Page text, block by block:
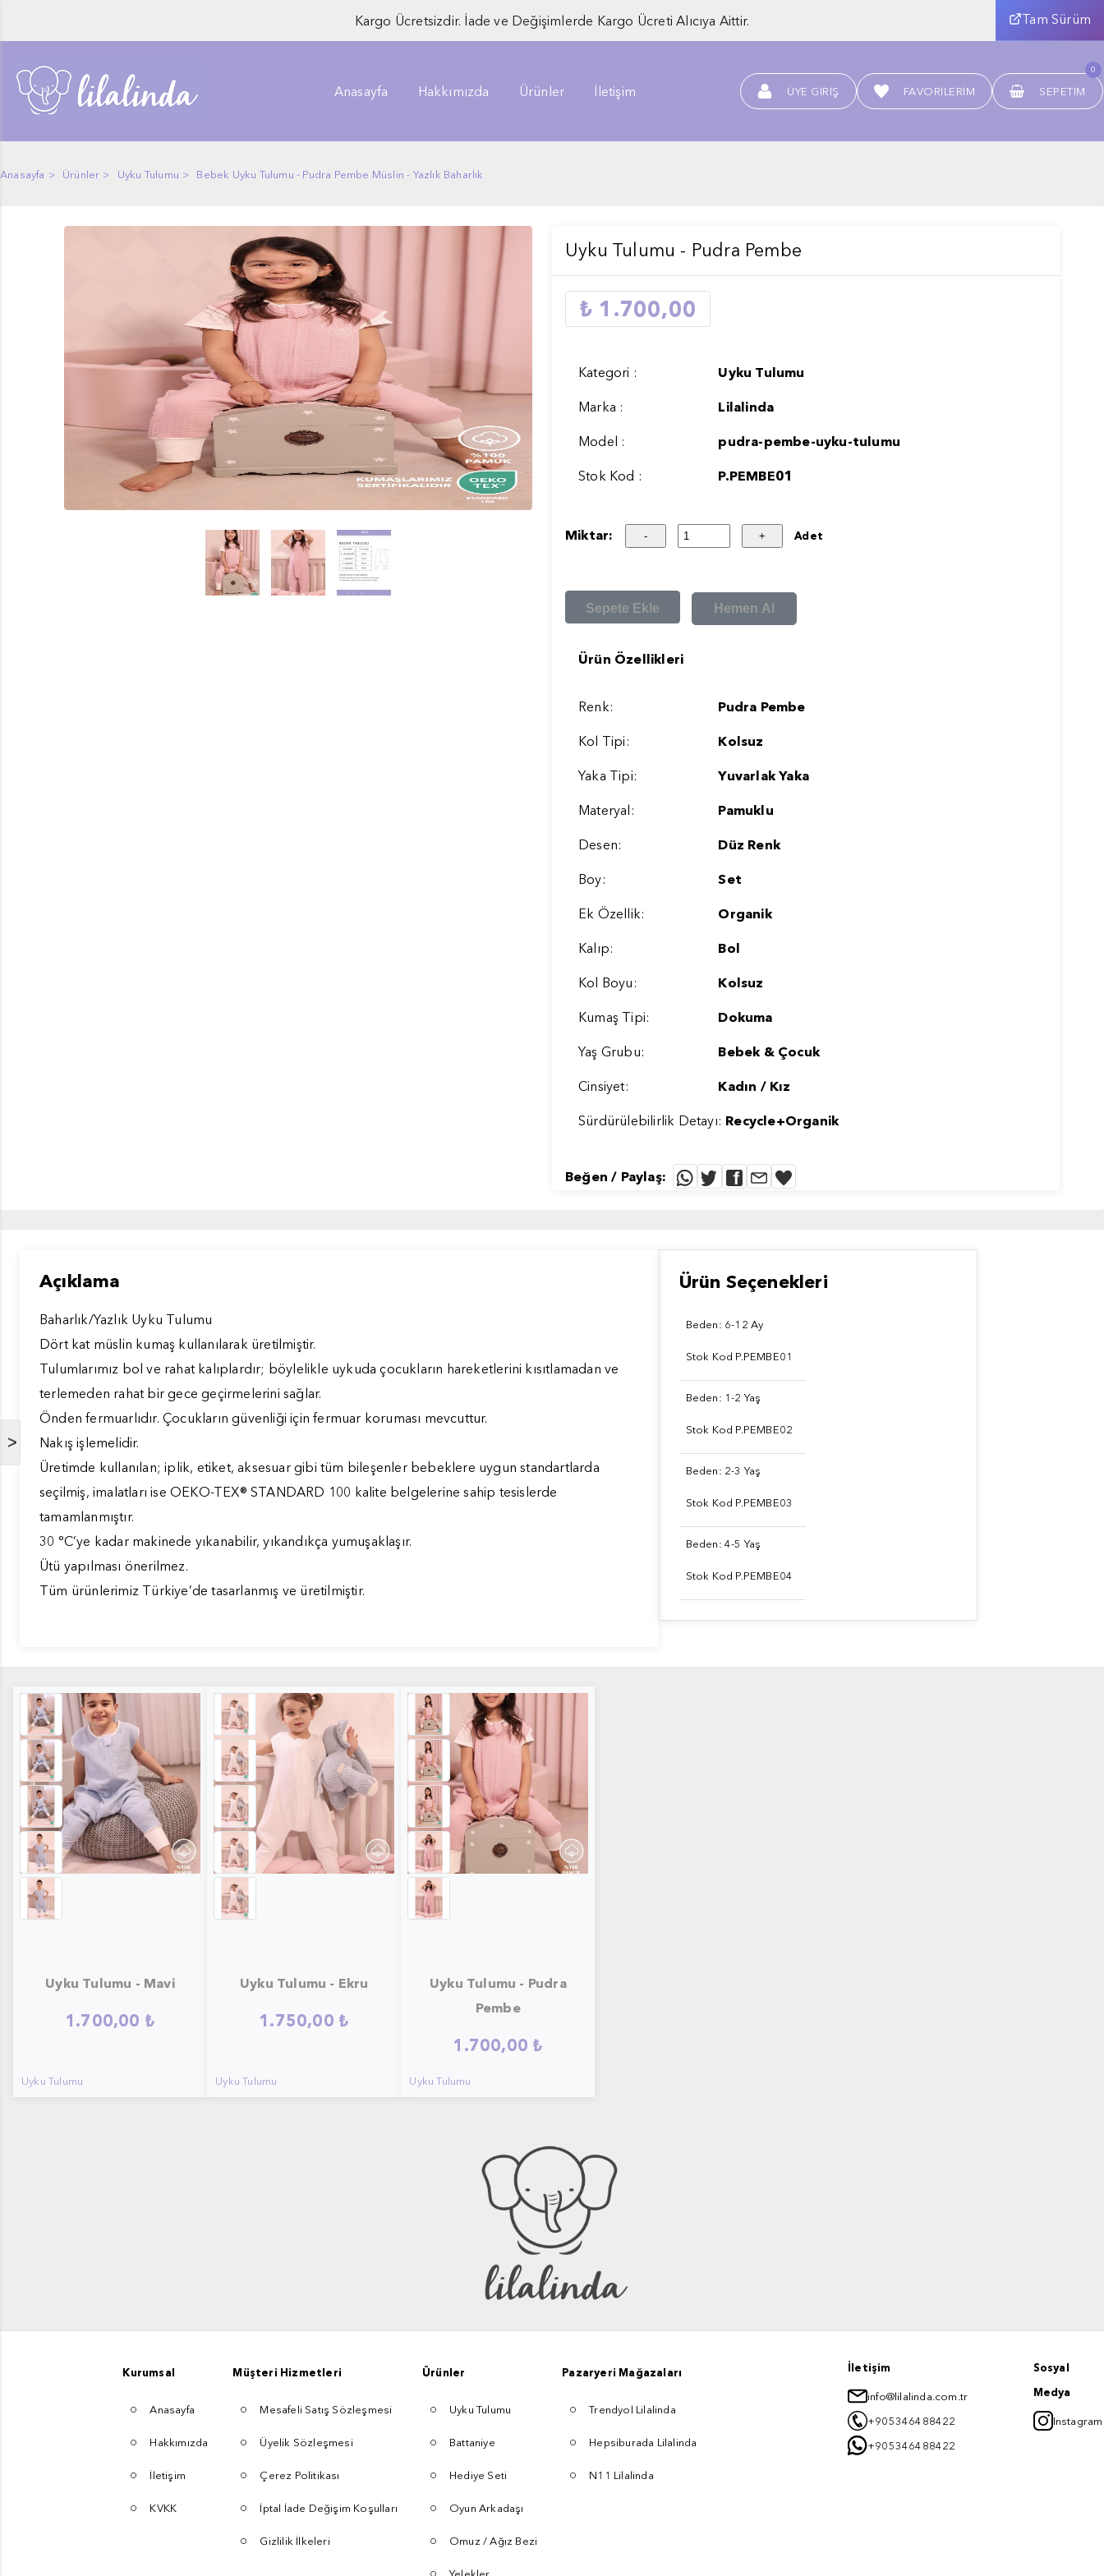
Tam Sürüm
Kargo Ücretsizdir. İade ve Değişimlerde Kargo Ücreti Alıcıya Aittir.
Anasayfa Hakkımızda Ürünler İletişim ÜYE GIRIŞ FAVORILERIM
0
SEPETIM
>
Anasayfa Ürünler Uyku Tulumu Bebek Uyku Tulumu - Pudra Pembe Müslin - Yazlık Baharlık
Uyku Tulumu - Pudra Pembe
₺ 1.700,00
Kategori : Uyku Tulumu
Marka : Lilalinda
Model : pudra-pembe-uyku-tulumu
Stok Kod : P.PEMBE01
Miktar: Adet
Sepete Ekle Hemen Al
Ürün Özellikleri
Renk: Pudra Pembe
Kol Tipi: Kolsuz
Yaka Tipi: Yuvarlak Yaka
Materyal: Pamuklu
Desen: Düz Renk
Boy: Set
Ek Özellik: Organik
Kalıp: Bol
Kol Boyu: Kolsuz
Kumaş Tipi: Dokuma
Yaş Grubu: Bebek & Çocuk
Cinsiyet: Kadın / Kız
Sürdürülebilirlik Detayı: Recycle+Organik
Beğen / Paylaş:
Açıklama
Baharlık/Yazlık Uyku Tulumu
Dört kat müslin kumaş kullanılarak üretilmiştir.
Tulumlarımız bol ve rahat kalıplardır; böylelikle uykuda çocukların hareketlerini kısıtlamadan ve
terlemeden rahat bir gece geçirmelerini sağlar.
Önden fermuarlıdır. Çocukların güvenliği için fermuar koruması mevcuttur.
Nakış işlemelidir.
Üretimde kullanılan; iplik, etiket, aksesuar gibi tüm bileşenler bebeklere uygun standartlarda
seçilmiş, imalatları ise OEKO-TEX® STANDARD 100 kalite belgelerine sahip tesislerde
tamamlanmıştır.
30 °C’ye kadar makinede yıkanabilir, yıkandıkça yumuşaklaşır.
Ütü yapılması önerilmez.
Tüm ürünlerimiz Türkiye’de tasarlanmış ve üretilmiştir.
Ürün Seçenekleri
Beden: 6-12 Ay
Stok Kod P.PEMBE01
Beden: 1-2 Yaş
Stok Kod P.PEMBE02
Beden: 2-3 Yaş
Stok Kod P.PEMBE03
Beden: 4-5 Yaş
Stok Kod P.PEMBE04
Uyku Tulumu - Mavi1
Uyku Tulumu - Mavi
1.700,00 ₺
Uyku Tulumu
Uyku Tulumu - Ekru2
Uyku Tulumu - Ekru
1.750,00 ₺
Uyku Tulumu
Uyku Tulumu - Pudra
Pembe1
Uyku Tulumu - Pudra
Pembe
1.700,00 ₺
Uyku Tulumu
Kurumsal
Anasayfa
Hakkımızda
İletişim
KVKK
Müşteri Hizmetleri
Mesafeli Satış Sözleşmesi
Üyelik Sözleşmesi
Çerez Politikası
İptal İade Değişim Koşulları
Gizlilik İlkeleri
Ürünler
Uyku Tulumu
Battaniye
Hediye Seti
Oyun Arkadaşı
Omuz / Ağız Bezi
Pazaryeri Mağazaları
Trendyol Lilalinda
Hepsiburada Lilalinda
N11 Lilalinda
İletişim
info@lilalinda.com.tr
+905346488422
+905346488422
Sosyal
Medya
Instagram